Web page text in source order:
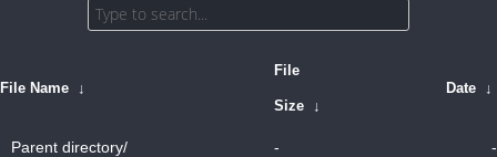
File Name ↓
File
Size ↓
Date ↓
Parent directory/ - -